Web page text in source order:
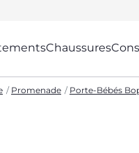
Chaussures
Promenade Porte-Bébés